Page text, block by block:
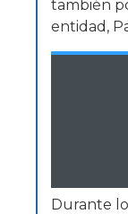
también
entidad,
Durante